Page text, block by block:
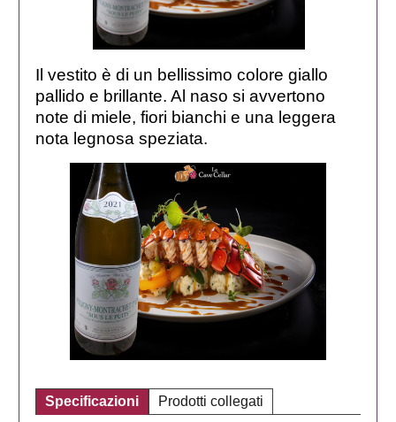
Il vestito è di un bellissimo colore giallo
pallido e brillante. Al naso si avvertono
note di miele, fiori bianchi e una leggera
nota legnosa speziata.
Specificazioni Prodotti collegati